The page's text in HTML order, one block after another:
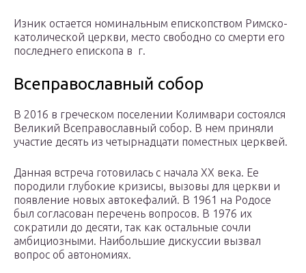
Изник остается номинальным епископством Римско-
католической церкви, место свободно со смерти его
последнего епископа в г.
Всеправославный собор
В 2016 в греческом поселении Колимвари состоялся
Великий Всеправославный собор. В нем приняли
участие десять из четырнадцати поместных церквей.
Данная встреча готовилась с начала XX века. Ее
породили глубокие кризисы, вызовы для церкви и
появление новых автокефалий. В 1961 на Родосе
был согласован перечень вопросов. В 1976 их
сократили до десяти, так как остальные сочли
амбициозными. Наибольшие дискуссии вызвал
вопрос об автономиях.